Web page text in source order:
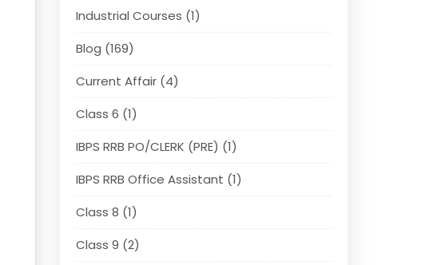
Industrial Courses (1)
Blog (169)
Current Affair (4)
Class 6 (1)
IBPS RRB PO/CLERK (PRE) (1)
IBPS RRB Office Assistant (1)
Class 8 (1)
Class 9 (2)